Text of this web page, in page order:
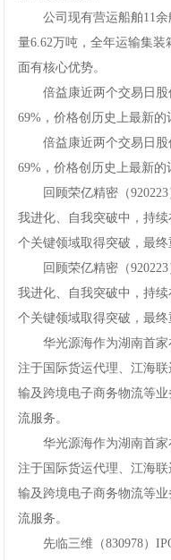
公司现有营运船舶11余
量6.62万吨，全年运输集
面有核心优势。
倍益康近两个交易日股
69%，价格创历史上最新的
倍益康近两个交易日股
69%，价格创历史上最新的
回顾荣亿精密（920223
我进化、自我突破中，持
个关键领域取得突破，最终
回顾荣亿精密（920223
我进化、自我突破中，持
个关键领域取得突破，最终
华光源海作为湖南首家
注于国际货运代理、江海
输及跨境电子商务物流等
流服务。
华光源海作为湖南首家
注于国际货运代理、江海
输及跨境电子商务物流等
流服务。
先临三维（830978）